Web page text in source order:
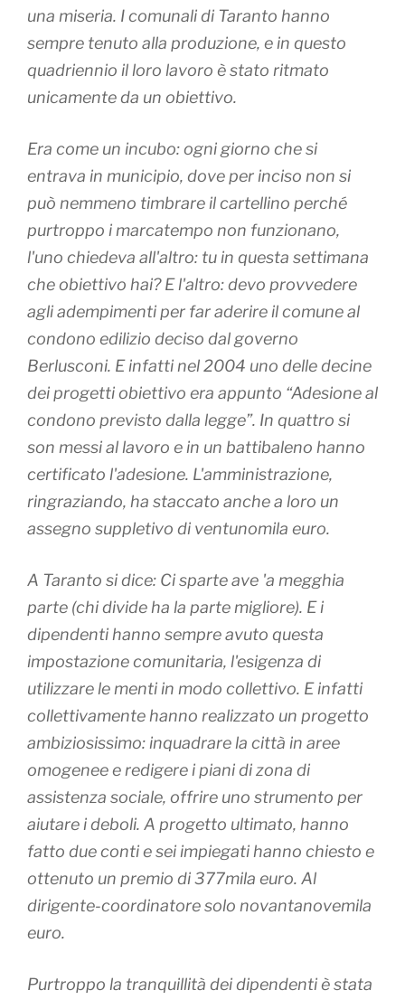
una miseria. I comunali di Taranto hanno
sempre tenuto alla produzione, e in questo
quadriennio il loro lavoro è stato ritmato
unicamente da un obiettivo.
Era come un incubo: ogni giorno che si
entrava in municipio, dove per inciso non si
può nemmeno timbrare il cartellino perché
purtroppo i marcatempo non funzionano,
l'uno chiedeva all'altro: tu in questa settimana
che obiettivo hai? E l'altro: devo provvedere
agli adempimenti per far aderire il comune al
condono edilizio deciso dal governo
Berlusconi. E infatti nel 2004 uno delle decine
dei progetti obiettivo era appunto “Adesione al
condono previsto dalla legge”. In quattro si
son messi al lavoro e in un battibaleno hanno
certificato l'adesione. L'amministrazione,
ringraziando, ha staccato anche a loro un
assegno suppletivo di ventunomila euro.
A Taranto si dice: Ci sparte ave 'a megghia
parte (chi divide ha la parte migliore). E i
dipendenti hanno sempre avuto questa
impostazione comunitaria, l'esigenza di
utilizzare le menti in modo collettivo. E infatti
collettivamente hanno realizzato un progetto
ambiziosissimo: inquadrare la città in aree
omogenee e redigere i piani di zona di
assistenza sociale, offrire uno strumento per
aiutare i deboli. A progetto ultimato, hanno
fatto due conti e sei impiegati hanno chiesto e
ottenuto un premio di 377mila euro. Al
dirigente-coordinatore solo novantanovemila
euro.
Purtroppo la tranquillità dei dipendenti è stata